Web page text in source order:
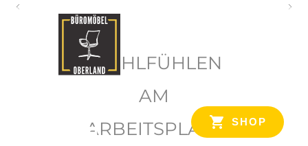
SHOP
WOHLFÜHLEN
AM
ARBEITSPLATZ